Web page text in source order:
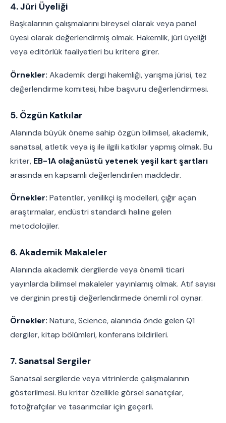
4. Jüri Üyeliği
Başkalarının çalışmalarını bireysel olarak veya panel
üyesi olarak değerlendirmiş olmak. Hakemlik, jüri üyeliği
veya editörlük faaliyetleri bu kritere girer.
Örnekler: Akademik dergi hakemliği, yarışma jürisi, tez
değerlendirme komitesi, hibe başvuru değerlendirmesi.
5. Özgün Katkılar
Alanında büyük öneme sahip özgün bilimsel, akademik,
sanatsal, atletik veya iş ile ilgili katkılar yapmış olmak. Bu
kriter, EB-1A olağanüstü yetenek yeşil kart şartları
arasında en kapsamlı değerlendirilen maddedir.
Örnekler: Patentler, yenilikçi iş modelleri, çığır açan
araştırmalar, endüstri standardı haline gelen
metodolojiler.
6. Akademik Makaleler
Alanında akademik dergilerde veya önemli ticari
yayınlarda bilimsel makaleler yayınlamış olmak. Atıf sayısı
ve derginin prestiji değerlendirmede önemli rol oynar.
Örnekler: Nature, Science, alanında önde gelen Q1
dergiler, kitap bölümleri, konferans bildirileri.
7. Sanatsal Sergiler
Sanatsal sergilerde veya vitrinlerde çalışmalarının
gösterilmesi. Bu kriter özellikle görsel sanatçılar,
fotoğrafçılar ve tasarımcılar için geçerli.